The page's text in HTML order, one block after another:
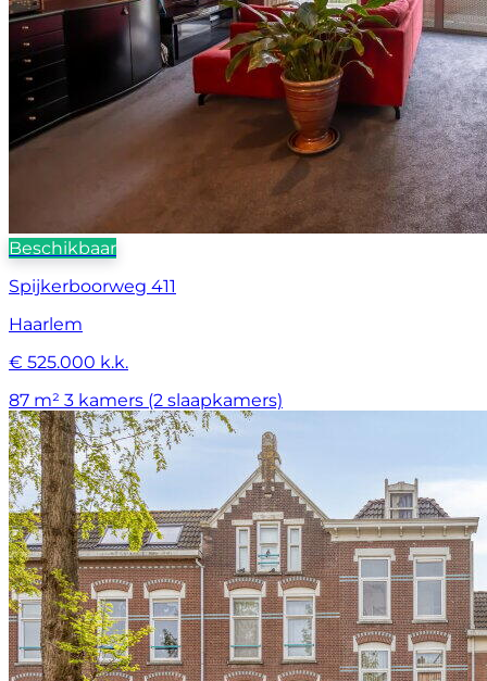
Beschikbaar
Spijkerboorweg 411
Haarlem
€ 525.000 k.k.
87 m² 3 kamers (2 slaapkamers)